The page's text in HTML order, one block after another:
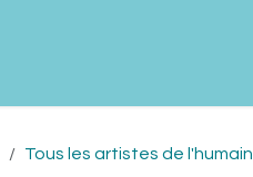
Tous les artistes de l'humain